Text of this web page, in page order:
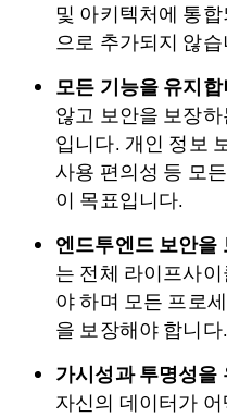
및 아키텍처에 통
으로 추가되지 않습
모든 기능을 유지
않고 보안을 보장
입니다. 개인 정보
사용 편의성 등 모
이 목표입니다.
엔드투엔드 보안을
는 전체 라이프사
야 하며 모든 프로
을 보장해야 합니다.
가시성과 투명성을
자신의 데이터가